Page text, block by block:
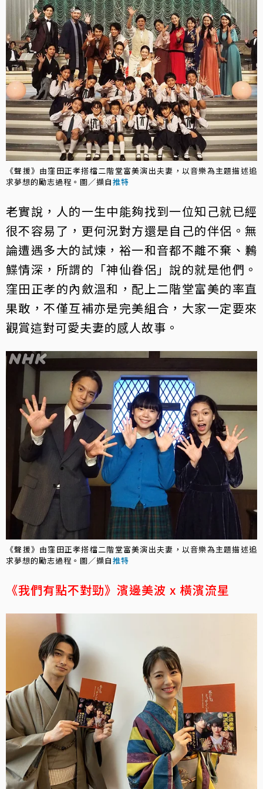
《聲援》由窪田正孝搭檔二階堂富美演出夫妻，以音樂為主題描述追
求夢想的勵志過程。圖／擷自推特
老實說，人的一生中能夠找到一位知己就已經
很不容易了，更何況對方還是自己的伴侶。無
論遭遇多大的試煉，裕一和音都不離不棄、鶼
鰈情深，所謂的「神仙眷侶」說的就是他們。
窪田正孝的內斂溫和，配上二階堂富美的率直
果敢，不僅互補亦是完美組合，大家一定要來
觀賞這對可愛夫妻的感人故事。
《聲援》由窪田正孝搭檔二階堂富美演出夫妻，以音樂為主題描述追
求夢想的勵志過程。圖／擷自推特
《我們有點不對勁》濱邊美波 x 橫濱流星